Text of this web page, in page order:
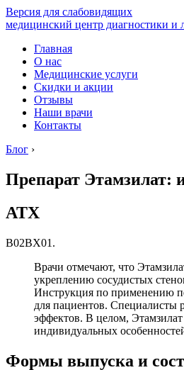
Версия для слабовидящих
медицинский центр диагностики и
Главная
О нас
Медицинские услуги
Скидки и акции
Отзывы
Наши врачи
Контакты
Блог ›
Препарат Этамзилат:
АТХ
B02BX01.
Врачи отмечают, что
укреплению сосудистых
Инструкция по применению
для пациентов. Специалисты
эффектов. В целом, Этамзилат
индивидуальных
Формы выпуска и